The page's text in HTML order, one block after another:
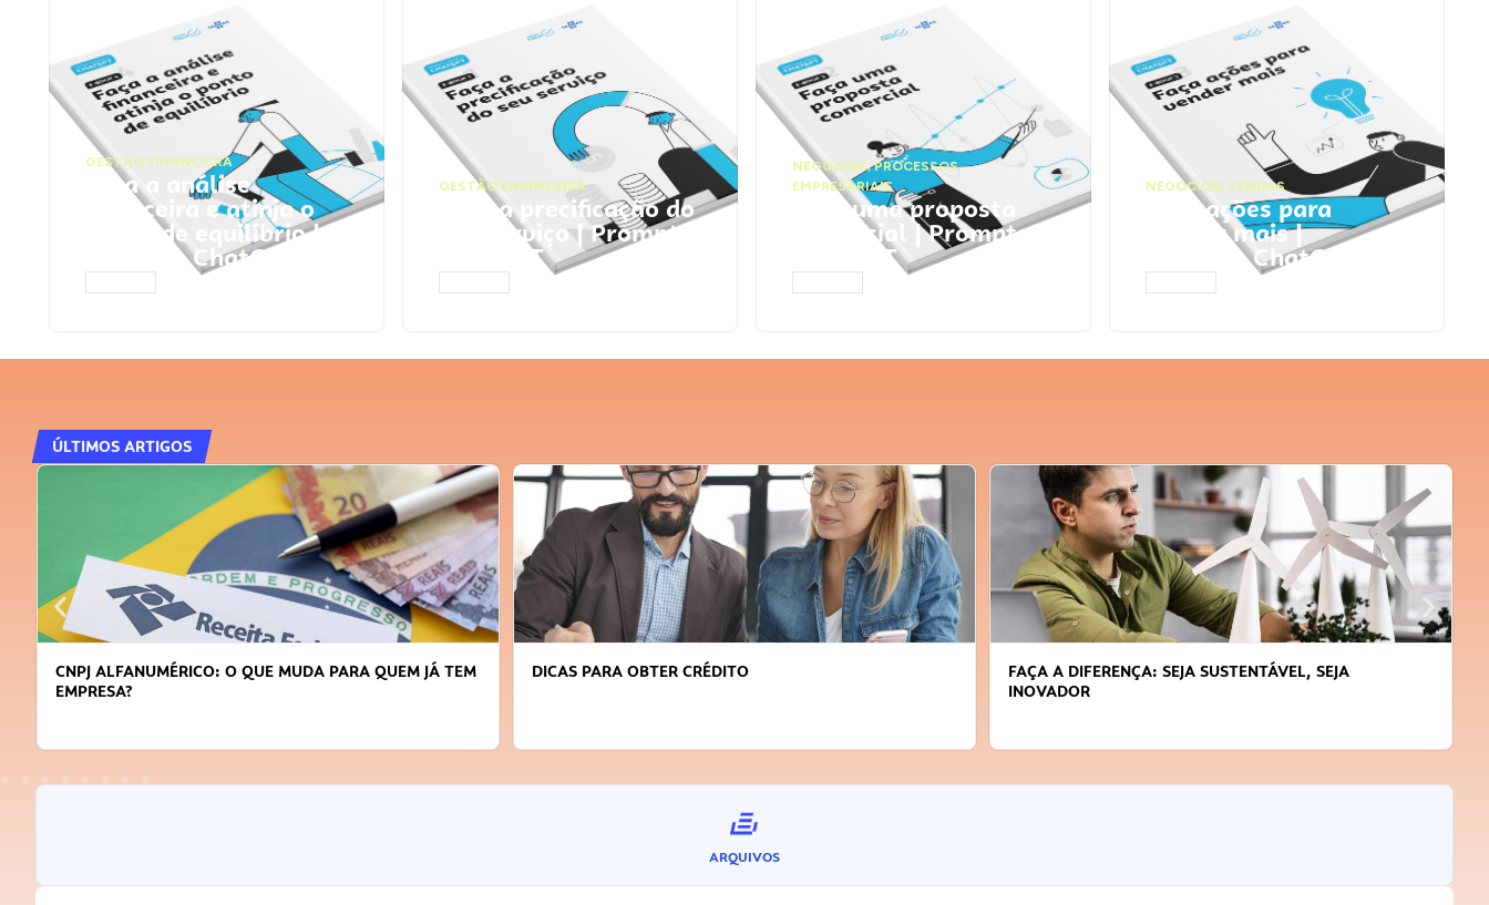
GESTÃO FINANCEIRA
Faça a análise
financeira e atinja o
ponto de equilíbrio |
Prompts ChatGPT
GESTÃO FINANCEIRA
Faça a precificação do
seu serviço | Prompts
ChatGPT
NEGÓCIOS,PROCESSOS
EMPRESARIAIS
Faça uma proposta
comercial | Prompts
ChatGPT
NEGÓCIOS, VENDAS
Faça ações para
vender mais |
Prompts ChatGPT
ÚLTIMOS ARTIGOS
CNPJ ALFANUMÉRICO: O QUE MUDA PARA QUEM JÁ TEM
EMPRESA?
DICAS PARA OBTER CRÉDITO
FAÇA A DIFERENÇA: SEJA SUSTENTÁVEL, SEJA
INOVADOR
ARQUIVOS